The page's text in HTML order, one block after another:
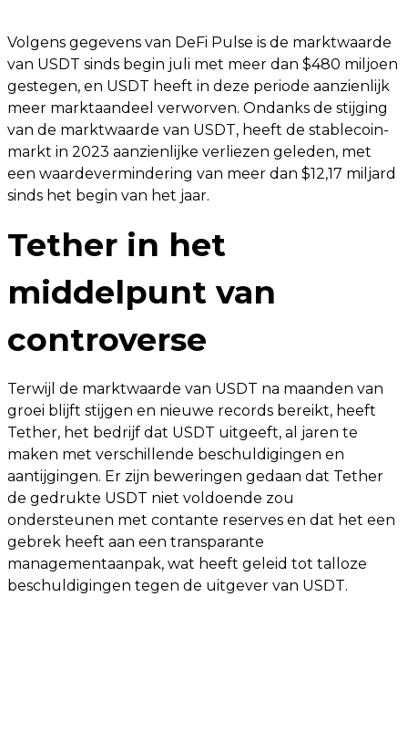
Volgens gegevens van DeFi Pulse is de marktwaarde
van USDT sinds begin juli met meer dan $480 miljoen
gestegen, en USDT heeft in deze periode aanzienlijk
meer marktaandeel verworven. Ondanks de stijging
van de marktwaarde van USDT, heeft de stablecoin-
markt in 2023 aanzienlijke verliezen geleden, met
een waardevermindering van meer dan $12,17 miljard
sinds het begin van het jaar.
Tether in het
middelpunt van
controverse
Terwijl de marktwaarde van USDT na maanden van
groei blijft stijgen en nieuwe records bereikt, heeft
Tether, het bedrijf dat USDT uitgeeft, al jaren te
maken met verschillende beschuldigingen en
aantijgingen. Er zijn beweringen gedaan dat Tether
de gedrukte USDT niet voldoende zou
ondersteunen met contante reserves en dat het een
gebrek heeft aan een transparante
managementaanpak, wat heeft geleid tot talloze
beschuldigingen tegen de uitgever van USDT.